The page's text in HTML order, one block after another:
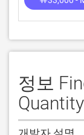
정보
Quantity